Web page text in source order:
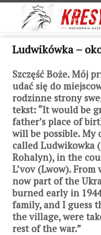
Ludwikówka –
Szczęść Boże. Mój
udać się do
rodzinne strony
tekst: “It would be
father’s place of
will be possible. My
called Ludwikowka
Rohalyn), in the
L’vov (Lwow).
now part of the
burned early in
family, and I guess
the village, were
rest of the war.”